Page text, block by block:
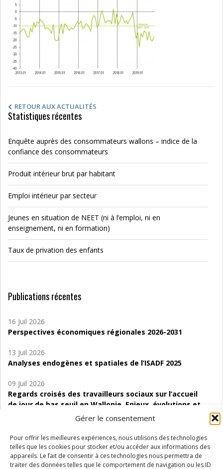
Gérer le consentement
Pour offrir les meilleures expériences, nous utilisons des technologies
telles que les cookies pour stocker et/ou accéder aux informations des
appareils. Le fait de consentir à ces technologies nous permettra de
traiter des données telles que le comportement de navigation ou les ID
RETOUR AUX ACTUALITÉS
Statistiques récentes
Enquête auprès des consommateurs wallons – indice de la
confiance des consommateurs
Produit intérieur brut par habitant
Emploi intérieur par secteur
Jeunes en situation de NEET (ni à l’emploi, ni en
enseignement, ni en formation)
Taux de privation des enfants
Publications récentes
16 Juil 2026
Perspectives économiques régionales 2026-2031
13 Juil 2026
Analyses endogènes et spatiales de l’ISADF 2025
09 Juil 2026
Regards croisés des travailleurs sociaux sur l’accueil
de jour de bas seuil en Wallonie. Enjeux, évolutions et
06 Juil 2026
Étude d’évaluabilité des Structures
d’accompagnement à l’autocréation d’emploi (SAACE)